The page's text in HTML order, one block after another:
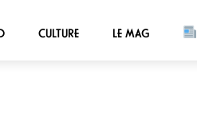
CULTURE LE MAG